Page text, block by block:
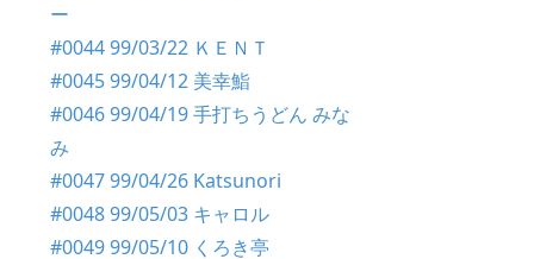
ー
#0044 99/03/22 ＫＥＮＴ
#0045 99/04/12 美幸鮨
#0046 99/04/19 手打ちうどん みな
み
#0047 99/04/26 Katsunori
#0048 99/05/03 キャロル
#0049 99/05/10 くろき亭